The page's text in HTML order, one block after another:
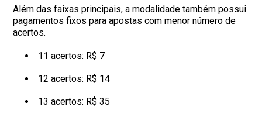
Além das faixas principais, a modalidade também possui
pagamentos fixos para apostas com menor número de
acertos.
11 acertos: R$ 7
12 acertos: R$ 14
13 acertos: R$ 35